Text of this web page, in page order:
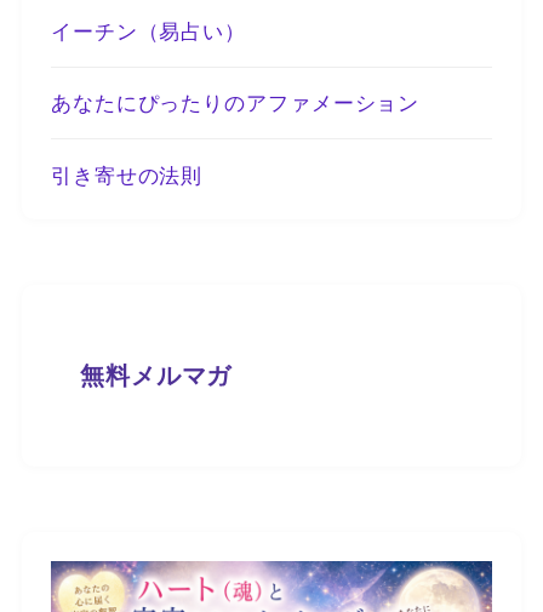
イーチン（易占い）
あなたにぴったりのアファメーション
引き寄せの法則
無料メルマガ